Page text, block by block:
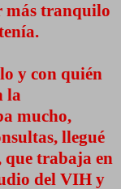
más tranquilo
y con quién
la
mucho,
llegué
que trabaja en
del VIH y